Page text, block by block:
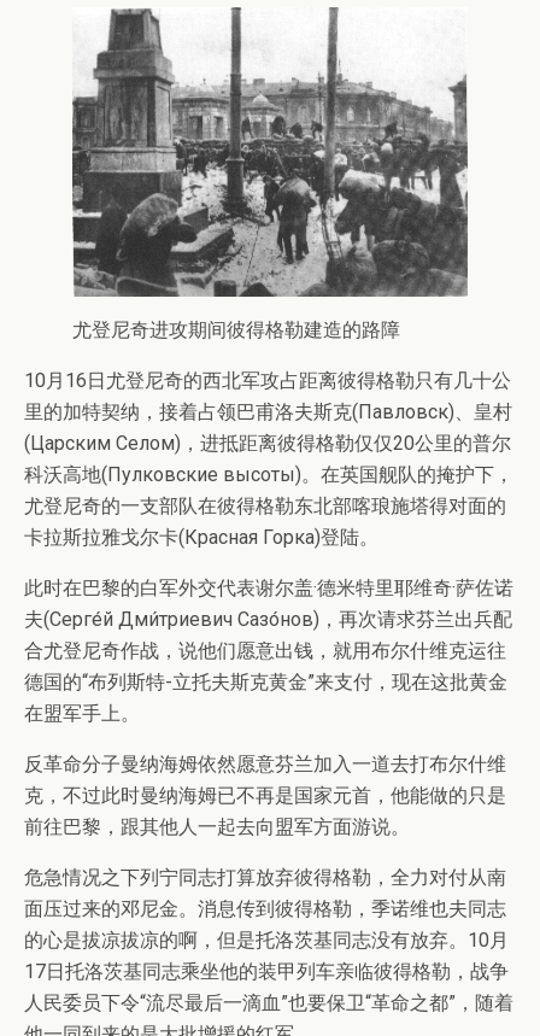
尤登尼奇进攻期间彼得格勒建造的路障
10月16日尤登尼奇的西北军攻占距离彼得格勒只有几十公
里的加特契纳，接着占领巴甫洛夫斯克(Павловск)、皇村
(Царским Селом)，进抵距离彼得格勒仅仅20公里的普尔
科沃高地(Пулковские высоты)。在英国舰队的掩护下，
尤登尼奇的一支部队在彼得格勒东北部喀琅施塔得对面的
卡拉斯拉雅戈尔卡(Красная Горка)登陆。
此时在巴黎的白军外交代表谢尔盖·德米特里耶维奇·萨佐诺
夫(Серге́й Дми́триевич Сазо́нов)，再次请求芬兰出兵配
合尤登尼奇作战，说他们愿意出钱，就用布尔什维克运往
德国的“布列斯特-立托夫斯克黄金”来支付，现在这批黄金
在盟军手上。
反革命分子曼纳海姆依然愿意芬兰加入一道去打布尔什维
克，不过此时曼纳海姆已不再是国家元首，他能做的只是
前往巴黎，跟其他人一起去向盟军方面游说。
危急情况之下列宁同志打算放弃彼得格勒，全力对付从南
面压过来的邓尼金。消息传到彼得格勒，季诺维也夫同志
的心是拔凉拔凉的啊，但是托洛茨基同志没有放弃。10月
17日托洛茨基同志乘坐他的装甲列车亲临彼得格勒，战争
人民委员下令“流尽最后一滴血”也要保卫“革命之都”，随着